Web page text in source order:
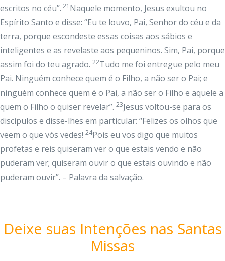
escritos no céu”. 21 Naquele momento, Jesus exultou no
Espírito Santo e disse: “Eu te louvo, Pai, Senhor do céu e da
terra, porque escondeste essas coisas aos sábios e
inteligentes e as revelaste aos pequeninos. Sim, Pai, porque
assim foi do teu agrado. 22Tudo me foi entregue pelo meu
Pai. Ninguém conhece quem é o Filho, a não ser o Pai; e
ninguém conhece quem é o Pai, a não ser o Filho e aquele a
quem o Filho o quiser revelar”. 23Jesus voltou-se para os
discípulos e disse-lhes em particular: “Felizes os olhos que
veem o que vós vedes! 24Pois eu vos digo que muitos
profetas e reis quiseram ver o que estais vendo e não
puderam ver; quiseram ouvir o que estais ouvindo e não
puderam ouvir”. – Palavra da salvação.
Deixe suas Intenções nas Santas
Missas